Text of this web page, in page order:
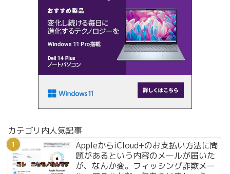
カテゴリ内人気記事
AppleからiCloud+のお支払い方法に問
題があるという内容のメールが届いた
が、なんか変。フィッシング詐欺メー